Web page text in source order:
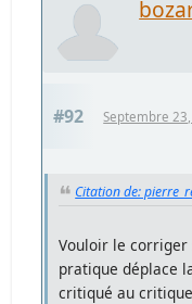
#92 Septembre
Citation de:
Vouloir le corriger
pratique déplace
critiqué au